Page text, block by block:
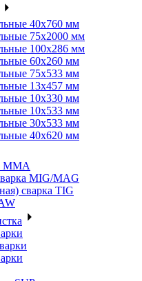
40х760 мм
75х2000 мм
100х286 мм
60х260 мм
75х533 мм
13х457 мм
10х330 мм
10х533 мм
30х533 мм
40х620 мм
MMA
MIG/MAG
сварка TIG